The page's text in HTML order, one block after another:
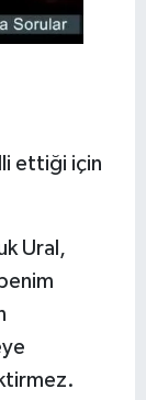
ettiği için
Ural,